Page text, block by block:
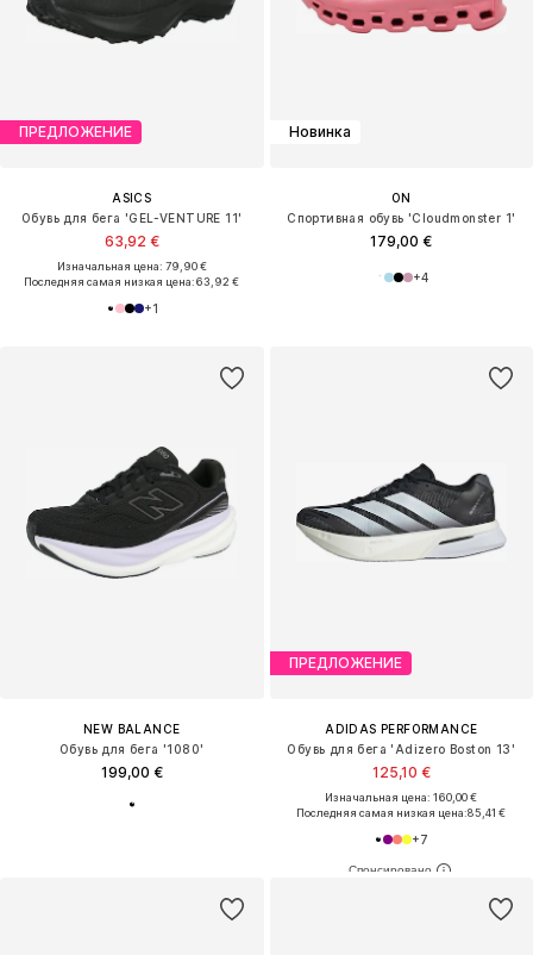
ПРЕДЛОЖЕНИЕ
ASICS
Обувь для бега 'GEL-VENTURE 11'
63,92 €
Изначальная цена: 79,90 €
Последняя самая низкая цена:63,92 €
+1
Новинка
ON
Спортивная обувь 'Cloudmonster 1'
179,00 €
+4
NEW BALANCE
Обувь для бега '1080'
199,00 €
ПРЕДЛОЖЕНИЕ
ADIDAS PERFORMANCE
Обувь для бега 'Adizero Boston 13'
125,10 €
Изначальная цена: 160,00 €
Последняя самая низкая цена:85,41 €
+7